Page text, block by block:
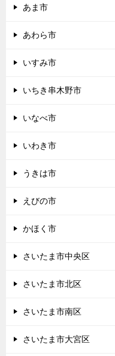
あま市
あわら市
いすみ市
いちき串木野市
いなべ市
いわき市
うきは市
えびの市
かほく市
さいたま市中央区
さいたま市北区
さいたま市南区
さいたま市大宮区